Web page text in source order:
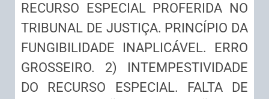
RECURSO ESPECIAL PROFERIDA NO
TRIBUNAL DE JUSTIÇA. PRINCÍPIO DA
FUNGIBILIDADE INAPLICÁVEL. ERRO
GROSSEIRO. 2) INTEMPESTIVIDADE
DO RECURSO ESPECIAL. FALTA DE